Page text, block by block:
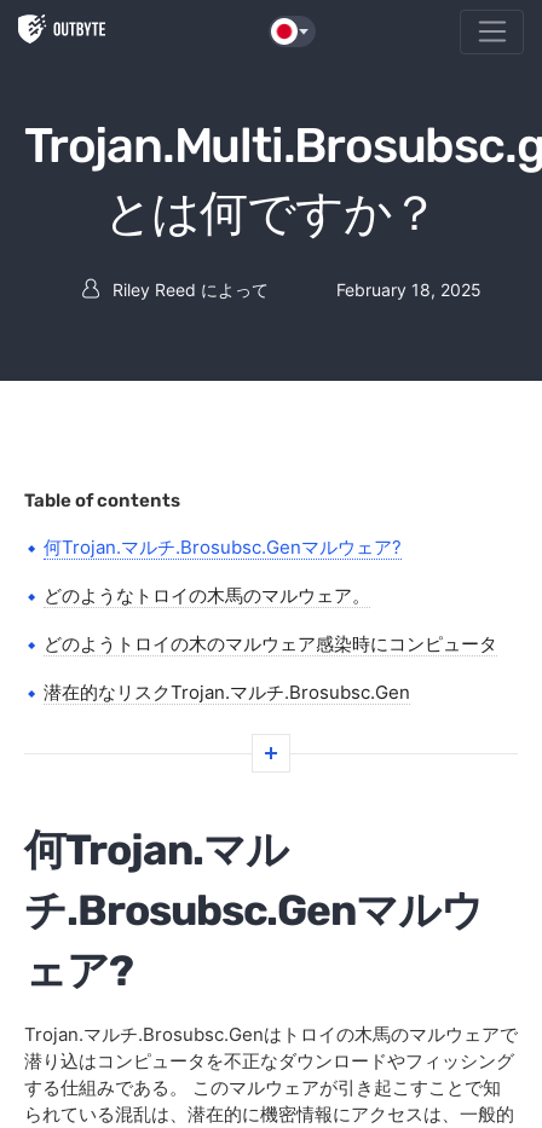
本文へスキップ
とは何ですか？
投稿者Riley Reed によって February 18, 2025
Table of contents
何Trojan.マルチ.Brosubsc.Genマルウェア?
どのようなトロイの木馬のマルウェア。
どのようトロイの木のマルウェア感染時にコンピュータ
潜在的なリスクTrojan.マルチ.Brosubsc.Gen
削除方法は、トロイの木のマルウェア
Windowsの回復オプション
リフレッシュWindows OS
どのように保護するトロイの木馬のマルウェア
よくある質問
何Trojan.マル
チ.Brosubsc.Genマルウ
ェア?
Trojan.マルチ.Brosubsc.Genはトロイの木馬のマルウェアで
潜り込はコンピュータを不正なダウンロードやフィッシング
する仕組みである。 このマルウェアが引き起こすことで知
られている混乱は、潜在的に機密情報にアクセスは、一般的